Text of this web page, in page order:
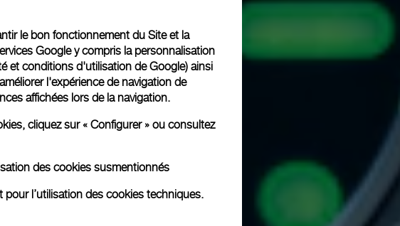
le bon fonctionnement du Site et la
Google y compris la personnalisation
et conditions d'utilisation de Google) ainsi
l'expérience de navigation de
affichées lors de la navigation.
cliquez sur « Configurer » ou consultez
des cookies susmentionnés
l’utilisation des cookies techniques.